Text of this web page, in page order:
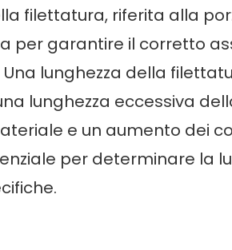
filettatura, riferita alla
per garantire il corretto
Una lunghezza della
lunghezza eccessiva
e un aumento dei
per determinare la